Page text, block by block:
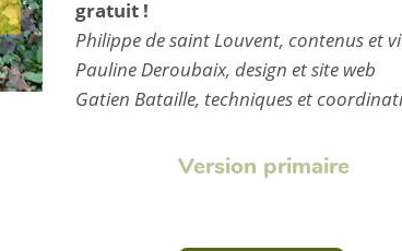
gratuit !
Philippe de saint Louvent, contenus et
Pauline Deroubaix, design et site web
Gatien Bataille, techniques et
Version primaire